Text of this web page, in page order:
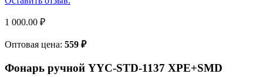
1 000.00 ₽
Оптовая цена: 559 ₽
Фонарь ручной YYC-STD-1137 XPE+SMD